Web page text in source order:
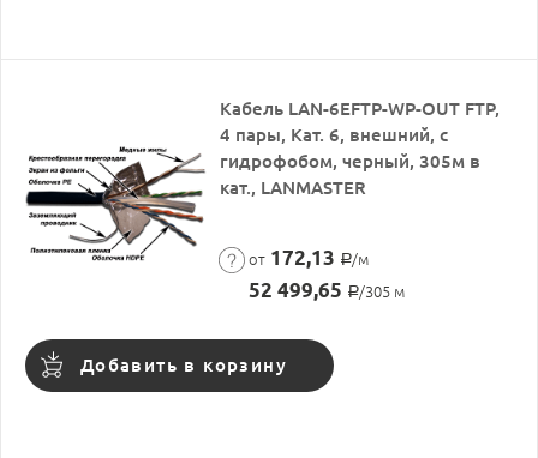
Кабель LAN-6EFTP-WP-OUT FTP,
4 пары, Кат. 6, внешний, с
гидрофобом, черный, 305м в
кат., LANMASTER
от 172,13 Р/м
52 499,65 Р/305 м
Добавить в корзину